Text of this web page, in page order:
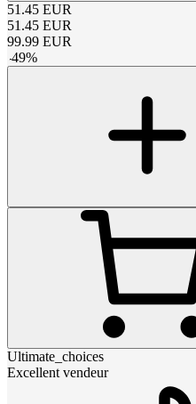
51.45 EUR
51.45 EUR
99.99 EUR
-49%
Ultimate_choices
Excellent vendeur